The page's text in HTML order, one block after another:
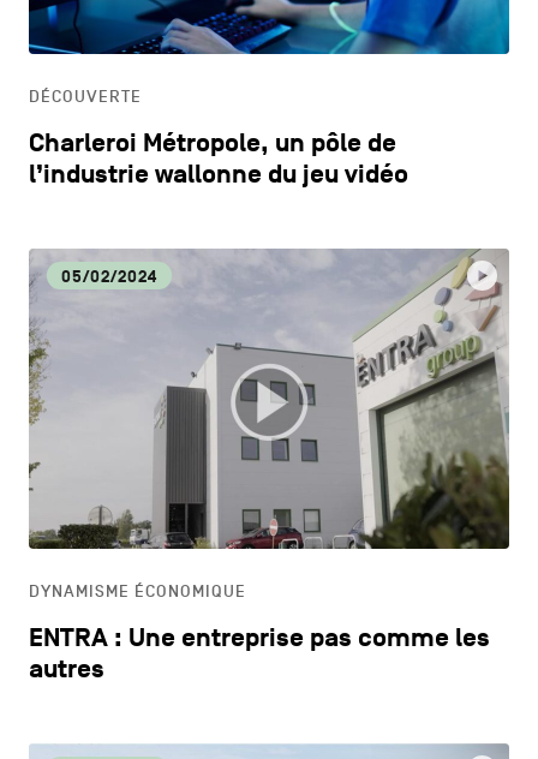
HORECA
LIFESTYLE
DÉCOUVERTE
Charleroi Métropole, un pôle de
l’industrie wallonne du jeu vidéo
05/02/2024
DYNAMISME ÉCONOMIQUE
ENTRA : Une entreprise pas comme les
autres